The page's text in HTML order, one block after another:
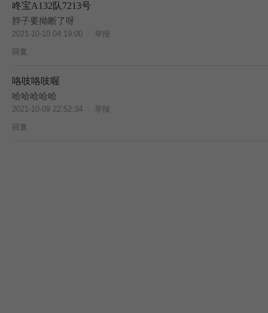
咚宝A132队7213号
脖子要拗断了呀
2021-10-10 04:19:00
举报
回复
咯吱咯吱喔
哈哈哈哈哈
2021-10-09 22:52:34
举报
回复